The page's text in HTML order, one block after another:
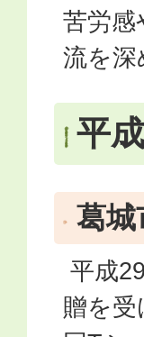
苦労感
流を深
平
葛城
平成
贈を受